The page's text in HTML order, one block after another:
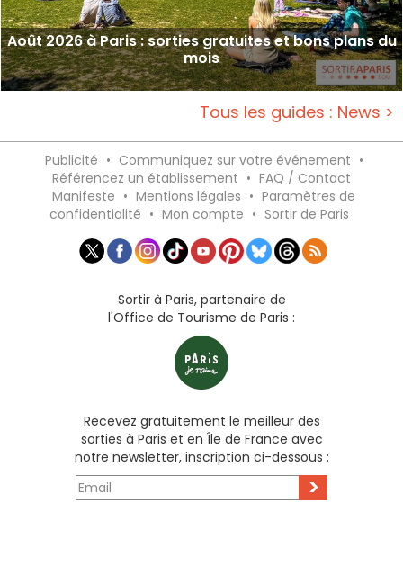
Août 2026 à Paris : sorties gratuites et bons plans du
mois
Tous les guides : News >
Publicité • Communiquez sur votre événement •
Référencez un établissement • FAQ / Contact
Manifeste • Mentions légales • Paramètres de
confidentialité • Mon compte • Sortir de Paris
Sortir à Paris, partenaire de
l'Office de Tourisme de Paris :
Recevez gratuitement le meilleur des
sorties à Paris et en Île de France avec
notre newsletter, inscription ci-dessous :
>